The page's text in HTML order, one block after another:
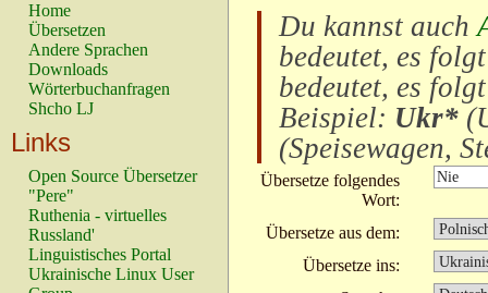
Home
Übersetzen
Andere Sprachen
Downloads
Wörterbuchanfragen
Shcho LJ
Links
Open Source Übersetzer
"Pere"
Ruthenia - virtuelles
Russland'
Linguistisches Portal
Ukrainische Linux User
Du kannst auch
bedeutet, es
bedeutet, es
Beispiel: Ukr* (
(Speisewagen,
Übersetze folgendes
Wort:
Übersetze aus dem:
Übersetze ins: